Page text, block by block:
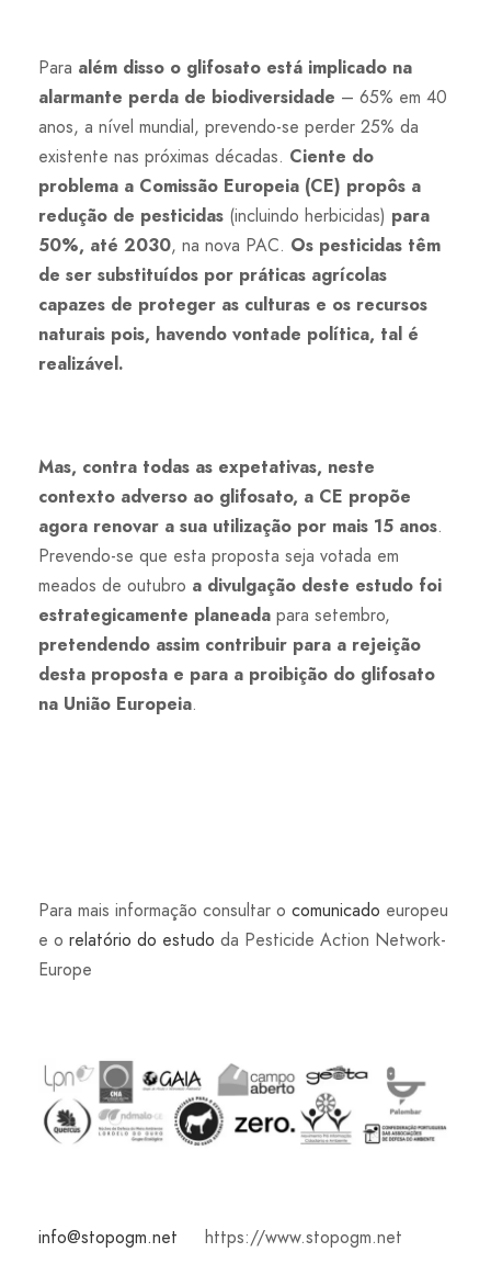
Para além disso o glifosato está implicado na
alarmante perda de biodiversidade – 65% em 40
anos, a nível mundial, prevendo-se perder 25% da
existente nas próximas décadas. Ciente do
problema a Comissão Europeia (CE) propôs a
redução de pesticidas (incluindo herbicidas) para
50%, até 2030, na nova PAC. Os pesticidas têm
de ser substituídos por práticas agrícolas
capazes de proteger as culturas e os recursos
naturais pois, havendo vontade política, tal é
realizável.
Mas, contra todas as expetativas, neste
contexto adverso ao glifosato, a CE propõe
agora renovar a sua utilização por mais 15 anos.
Prevendo-se que esta proposta seja votada em
meados de outubro a divulgação deste estudo foi
estrategicamente planeada para setembro,
pretendendo assim contribuir para a rejeição
desta proposta e para a proibição do glifosato
na União Europeia.
Para mais informação consultar o comunicado europeu
e o relatório do estudo da Pesticide Action Network-
Europe
info@stopogm.net https://www.stopogm.net